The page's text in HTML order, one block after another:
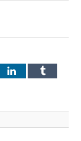
LinkedInTumblr